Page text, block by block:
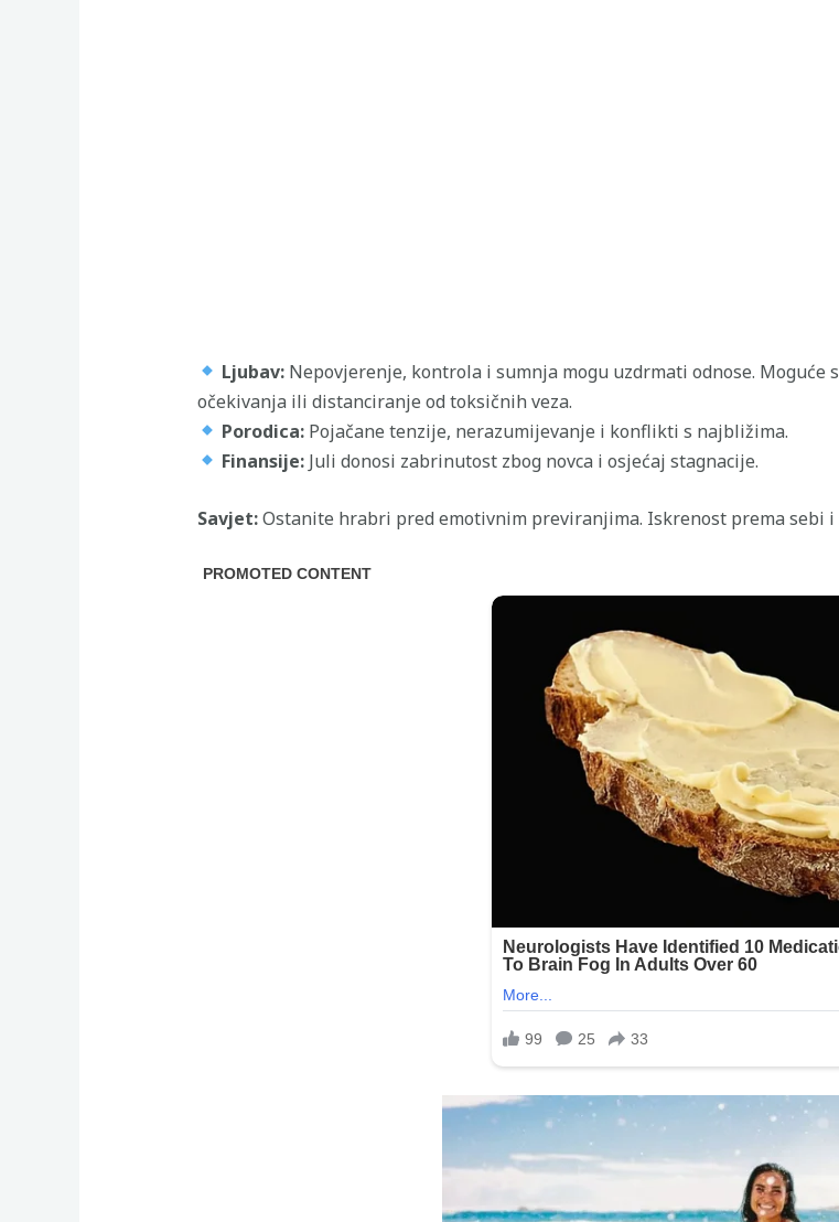
Ljubav:Nepovjerenje, kontrola i sumnja mogu uzdrmati odnose. Moguće
očekivanja ili distanciranje od toksičnih veza.
Porodica:Pojačane tenzije, nerazumijevanje i konflikti s najbližima.
Finansije:Juli donosi zabrinutost zbog novca i osjećaj stagnacije.
Savjet:Ostanite hrabri pred emotivnim previranjima. Iskrenost prema sebi